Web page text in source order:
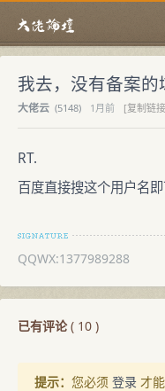
我去，没有备案的
大佬云 (5148) 1月前
[复制链
RT.
百度直接搜这个用户名
QQWX:1377989288
已有评论( 10 )
提示： 您必须 登录 才